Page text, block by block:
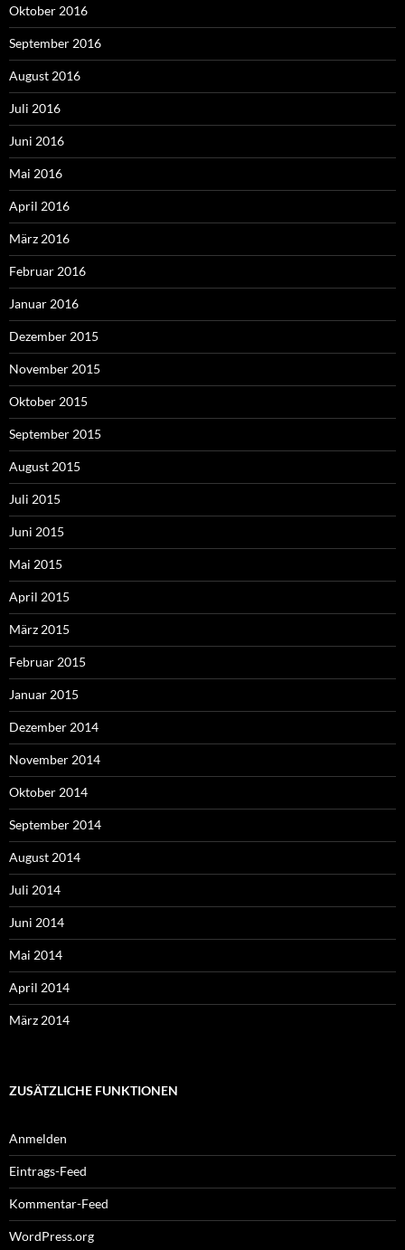
Oktober 2016
September 2016
August 2016
Juli 2016
Juni 2016
Mai 2016
April 2016
März 2016
Februar 2016
Januar 2016
Dezember 2015
November 2015
Oktober 2015
September 2015
August 2015
Juli 2015
Juni 2015
Mai 2015
April 2015
März 2015
Februar 2015
Januar 2015
Dezember 2014
November 2014
Oktober 2014
September 2014
August 2014
Juli 2014
Juni 2014
Mai 2014
April 2014
März 2014
ZUSÄTZLICHE FUNKTIONEN
Anmelden
Eintrags-Feed
Kommentar-Feed
WordPress.org